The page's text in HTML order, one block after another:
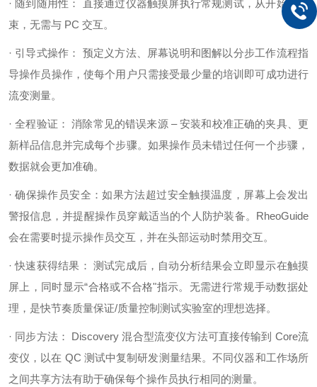
· 随到随用性： 直接通过仪器触摸屏执行常规测试，从开始到结
束，无需与 PC 交互。
· 引导式操作： 预定义方法、屏幕说明和图解以分步工作流程指
导操作员操作，使每个用户只需接受最少量的培训即可成功进行
流变测量。
· 全程验证： 消除常见的错误来源 – 安装和校准正确的夹具、更
新样品信息并完成每个步骤。如果操作员未错过任何一个步骤，
数据就会更加准确。
· 确保操作员安全：如果方法超过安全触摸温度，屏幕上会发出
警报信息，并提醒操作员穿戴适当的个人防护装备。RheoGuide
会在需要时提示操作员交互，并在头部运动时禁用交互。
· 快速获得结果： 测试完成后，自动分析结果会立即显示在触摸
屏上，同时显示“合格或不合格"指示。无需进行常规手动数据处
理，是快节奏质量保证/质量控制测试实验室的理想选择。
· 同步方法： Discovery 混合型流变仪方法可直接传输到 Core流
变仪，以在 QC 测试中复制研发测量结果。不同仪器和工作场所
之间共享方法有助于确保每个操作员执行相同的测量。